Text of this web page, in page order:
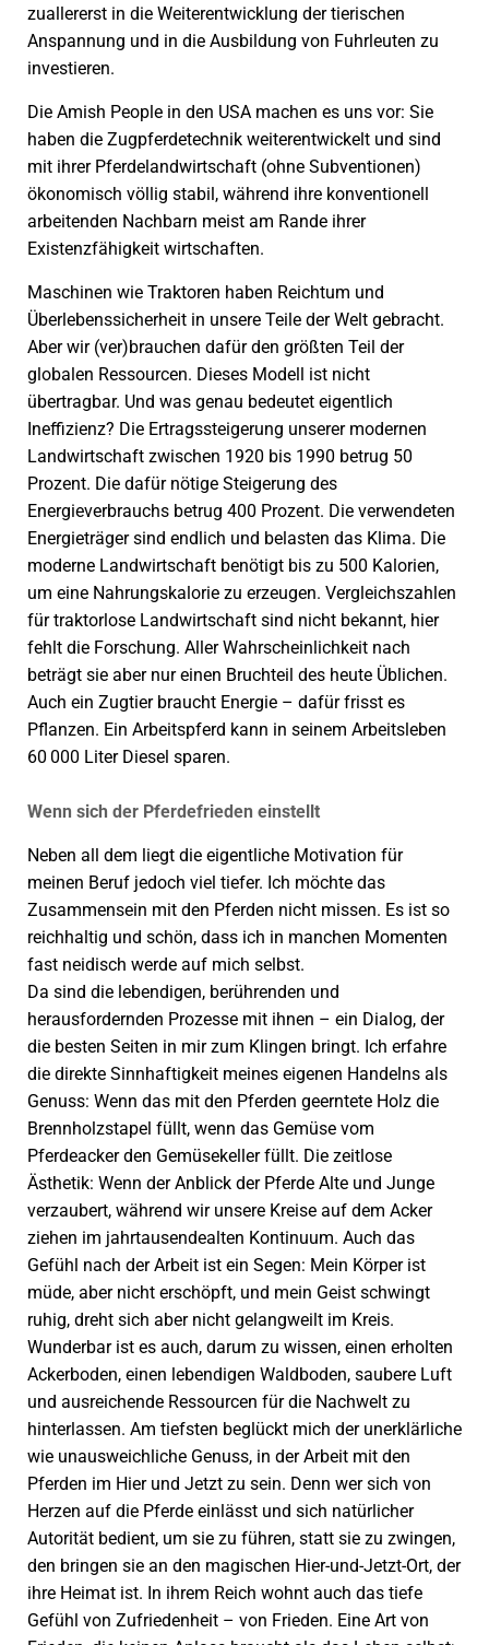
zuallererst in die Weiterentwicklung der tierischen
Anspannung und in die Ausbildung von Fuhrleuten zu
investieren.
Die Amish People in den USA machen es uns vor: Sie
haben die Zugpferdetechnik weiterentwickelt und sind
mit ihrer Pferdelandwirtschaft (ohne Subventionen)
ökonomisch völlig stabil, während ihre konventionell
arbeitenden Nachbarn meist am Rande ihrer
Existenzfähigkeit wirtschaften.
Maschinen wie Traktoren haben Reichtum und
Überlebens­sicherheit in unsere Teile der Welt gebracht.
Aber wir (ver)brauchen dafür den größten Teil der
globalen Ressourcen. Dieses Modell ist nicht
übertragbar. Und was genau bedeutet eigentlich
Ineffizienz? Die Ertragssteigerung unserer modernen
Landwirtschaft zwischen 1920 bis 1990 betrug 50
Prozent. Die dafür nötige Steigerung des
Energieverbrauchs betrug 400 Prozent. Die verwendeten
Energieträger sind endlich und belasten das Klima. Die
moderne Landwirtschaft benötigt bis zu 500 Kalorien,
um eine Nahrungskalorie zu erzeugen. Vergleichszahlen
für traktorlose Landwirtschaft sind nicht bekannt, hier
fehlt die Forschung. Aller Wahrscheinlichkeit nach
beträgt sie aber nur einen Bruchteil des heute Üblichen.
Auch ein Zugtier braucht Energie – dafür frisst es
Pflanzen. Ein Arbeitspferd kann in seinem Arbeitsleben
60 000 Liter Diesel sparen.
Wenn sich der Pferdefrieden einstellt
Neben all dem liegt die eigentliche Motivation für
meinen Beruf jedoch viel tiefer. Ich möchte das
Zusammensein mit den Pferden nicht missen. Es ist so
reichhaltig und schön, dass ich in manchen Momenten
fast neidisch werde auf mich selbst.
Da sind die lebendigen, berührenden und
herausfordernden Prozesse mit ihnen – ein Dialog, der
die besten Seiten in mir zum Klingen bringt. Ich erfahre
die direkte Sinnhaftigkeit meines eigenen Handelns als
Genuss: Wenn das mit den Pferden geerntete Holz die
Brennholzstapel füllt, wenn das Gemüse vom
Pferdeacker den Gemüsekeller füllt. Die zeitlose
Ästhetik: Wenn der Anblick der Pferde Alte und Junge
verzaubert, während wir unsere Kreise auf dem Acker
ziehen im jahrtausendealten Kontinuum. Auch das
Gefühl nach der Arbeit ist ein Segen: Mein Körper ist
müde, aber nicht erschöpft, und mein Geist schwingt
ruhig, dreht sich aber nicht gelangweilt im Kreis.
Wunderbar ist es auch, darum zu wissen, einen erholten
Ackerboden, einen lebendigen Waldboden, saubere Luft
und ausreichende Ressourcen für die Nachwelt zu
hinterlassen. Am tiefsten beglückt mich der unerklärliche
wie unausweichliche Genuss, in der Arbeit mit den
Pferden im Hier und Jetzt zu sein. Denn wer sich von
Herzen auf die Pferde einlässt und sich natürlicher
Autorität bedient, um sie zu führen, statt sie zu zwingen,
den bringen sie an den magischen Hier-und-Jetzt-Ort, der
ihre Heimat ist. In ihrem Reich wohnt auch das tiefe
Gefühl von Zufriedenheit – von Frieden. Eine Art von